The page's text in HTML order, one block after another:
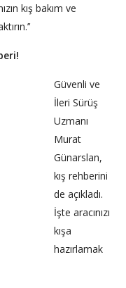
kış bakım ve
Güvenli ve
İleri Sürüş
Uzmanı
Murat
Günarslan,
kış rehberini
de açıkladı.
İşte aracınızı
kışa
hazırlamak